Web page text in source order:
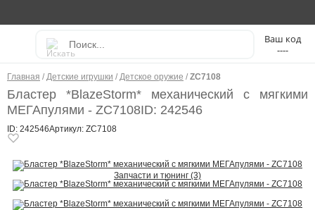
----
Главная / Детские игрушки / Детское оружие / ZC7108
Бластер *BlazeStorm* механический с мягкими
МЕГАпулями - ZC7108ID: 242546
ID: 242546Артикул: ZC7108
Запчасти и тюнинг (3)